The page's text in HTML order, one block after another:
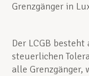
Grenzgänger in
Der LCGB
steuerlichen
alle Grenzgänger,